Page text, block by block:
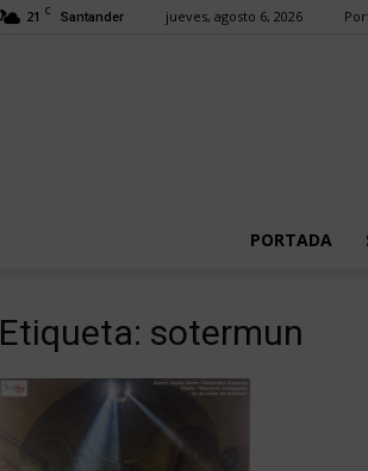
21 C Santander jueves, agosto 6, 2026
PORTADA
Etiqueta: sotermun